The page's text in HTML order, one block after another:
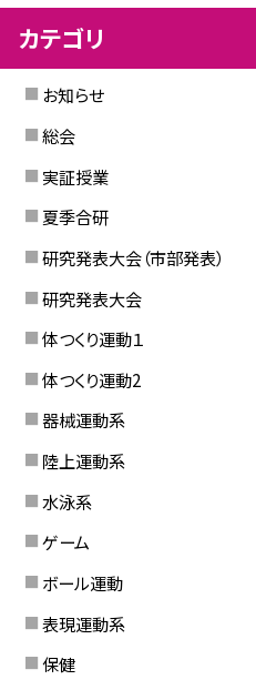
カテゴリ
お知らせ
総会
実証授業
夏季合研
研究発表大会（市部発表）
研究発表大会
体つくり運動１
体つくり運動2
器械運動系
陸上運動系
水泳系
ゲーム
ボール運動
表現運動系
保健